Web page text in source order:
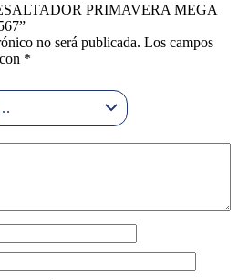
PRIMAVERA MEGA
no será publicada. Los campos
*